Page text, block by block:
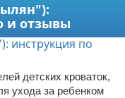
и отзывы
детских кроваток,
ухода за ребенком